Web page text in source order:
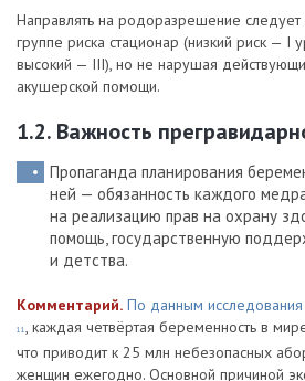
Направлять на родоразрешение следует
группе риска стационар (низкий риск — I
высокий — III), но не нарушая
акушерской помощи.
1.2. Важность
Пропаганда планирования
ней — обязанность каждого
на реализацию прав на охрану
помощь, государственную
и детства.
Комментарий. По данным
11, каждая четвёртая беременность в
что приводит к 25 млн небезопасных
женщин ежегодно. Основной причиной